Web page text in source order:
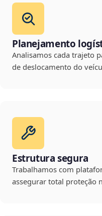
Planejamento
Analisamos cada trajeto
de deslocamento do
Estrutura segura
Trabalhamos com
assegurar total proteção